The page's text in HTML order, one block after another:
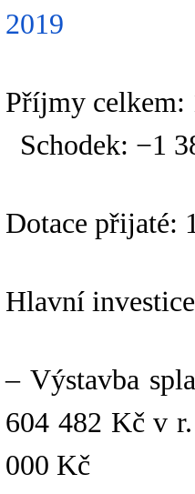
2019
Příjmy celkem:
Schodek: −1
Dotace přijaté:
Hlavní
– Výstavba
604 482 Kč v
000 Kč